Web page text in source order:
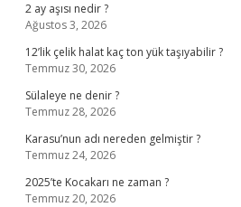
2 ay aşısı nedir ?
Ağustos 3, 2026
12’lik çelik halat kaç ton yük taşıyabilir ?
Temmuz 30, 2026
Sülaleye ne denir ?
Temmuz 28, 2026
Karasu’nun adı nereden gelmiştir ?
Temmuz 24, 2026
2025’te Kocakarı ne zaman ?
Temmuz 20, 2026